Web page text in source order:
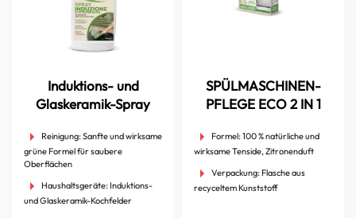
Induktions- und
Glaskeramik-Spray
Reinigung: Sanfte und wirksame
grüne Formel für saubere
Oberflächen
Haushaltsgeräte: Induktions-
und Glaskeramik-Kochfelder
SPÜLMASCHINEN-
PFLEGE ECO 2 IN 1
Formel: 100 % natürliche und
wirksame Tenside, Zitronenduft
Verpackung: Flasche aus
recyceltem Kunststoff